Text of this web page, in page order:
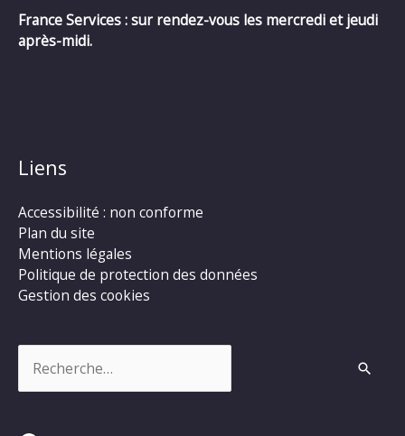
France Services : sur rendez-vous les mercredi et jeudi
après-midi.
Liens
Accessibilité : non conforme
Plan du site
Mentions légales
Politique de protection des données
Gestion des cookies